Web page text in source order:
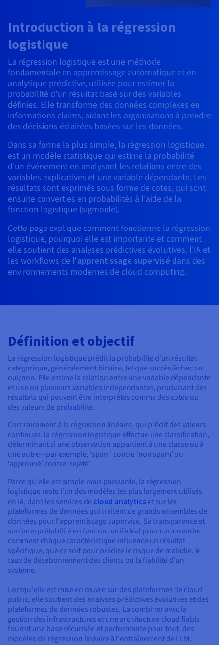
Quantum
Opérations
Développeurs
Régions
Documentation
Roadmap & Changelog
DISTRIBUER MON TRAFIC
Répartiteur de charge
Tarifs
Disponibilités par régions
Documentation
Roadmap & Changelog
AI Endpoints - Catalogue des modèles
AI Endpoints - Bases API
AI Endpoints - Batch API
GPUS
Nvidia H200
Nvidia H100
Nvidia L40S
Nvidia L4
Toutes les GPUs →
Tarifs
Disponibilités par régions
Documentation
Roadmap & Changelog
Managed HSM
Dedicated HSM
Infrastructure Anti-DDoS
Tarifs
Disponibilités par régions
Documentation
Disponibilités par régions
Documentation
Roadmap & Changelog
MCP Server
Disponibilités par régions
Documentation
Roadmap & Changelog
Guides et documentation
Conformité et certifications
Roadmap & Changelog
SAP HANA ON OVHCLOUD
SAP HANA on Bare Metal
SAP HANA on Private Cloud
Tarifs
Documentation
Cloud Native
AI & HPC
OPCP Packager
CLOUD READY
Cloud ready
Self-Service Portal, API & IaC
IAM & Tenant Management
Gouvernance & Quotas
Observabilité
Roadmap & Changelog
PROTECTION & SÉCURITÉ
Infrastructure Anti-DDoS
Protection Game DDoS
DNSSEC
SSL Gateway
Documentation
Roadmap & Changelog
Guides et documentation
Roadmap & Changelog
USAGES
Résilience et AZ
Grid computing
Virtualisation et conteneurisation
Site web et application métier
Tous les usages
Tarifs
OS & licences
Documentation
Roadmap & Changelog
Tous les usages
Documentation
Roadmap & Changelog
BGP Services
PROTECTION & SÉCURITÉ
Infrastructure Anti-DDoS
DNSSEC
SSL Gateway
Documentation
Roadmap & Changelog
Bases de données additionnelles
Option Certificats SSL
Option CDN
USAGES
Comment créer un site web ?
Héberger votre site WordPress
Créer mon site en 1 click
Créer ma boutique en ligne
Roadmap & Changelog
Introduction à la régression
logistique
La régression logistique est une méthode
fondamentale en apprentissage automatique et en
analytique prédictive, utilisée pour estimer la
probabilité d'un résultat basé sur des variables
définies. Elle transforme des données complexes en
informations claires, aidant les organisations à prendre
des décisions éclairées basées sur les données.
Dans sa forme la plus simple, la régression logistique
est un modèle statistique qui estime la probabilité
d'un événement en analysant les relations entre des
variables explicatives et une variable dépendante. Les
résultats sont exprimés sous forme de cotes, qui sont
ensuite converties en probabilités à l'aide de la
fonction logistique (sigmoïde).
Cette page explique comment fonctionne la régression
logistique, pourquoi elle est importante et comment
elle soutient des analyses prédictives évolutives, l'IA et
les workflows de l'apprentissage supervisé dans des
environnements modernes de cloud computing.
Définition et objectif
La régression logistique prédit la probabilité d'un résultat
catégorique, généralement binaire, tel que succès/échec ou
oui/non. Elle estime la relation entre une variable dépendante
et une ou plusieurs variables indépendantes, produisant des
résultats qui peuvent être interprétés comme des cotes ou
des valeurs de probabilité.
Contrairement à la régression linéaire, qui prédit des valeurs
continues, la régression logistique effectue une classification,
déterminant si une observation appartient à une classe ou à
une autre—par exemple, ‘spam’ contre ‘non spam’ ou
‘approuvé’ contre ‘rejeté’.
Parce qu'elle est simple mais puissante, la régression
logistique reste l'un des modèles les plus largement utilisés
en IA, dans les services de cloud analytics et sur les
plateformes de données qui traitent de grands ensembles de
données pour l'apprentissage supervisé. Sa transparence et
son interprétabilité en font un outil idéal pour comprendre
comment chaque caractéristique influence un résultat
spécifique, que ce soit pour prédire le risque de maladie, le
taux de désabonnement des clients ou la fiabilité d'un
système.
Lorsqu'elle est mise en œuvre sur des plateformes de cloud
public, elle soutient des analyses prédictives évolutives et des
plateformes de données robustes. La combiner avec la
gestion des infrastructures et une architecture cloud fiable
fournit une base sécurisée et performante pour tout, des
modèles de régression linéaire à l'entraînement de LLM.